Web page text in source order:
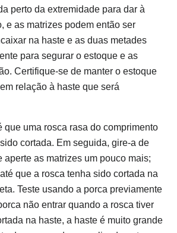
perto da extremidade para dar à
e as matrizes podem então ser
na haste e as duas metades
para segurar o estoque e as
Certifique-se de manter o estoque
relação à haste que será
que uma rosca rasa do comprimento
cortada. Em seguida, gire-a de
aperte as matrizes um pouco mais;
que a rosca tenha sido cortada na
Teste usando a porca previamente
não entrar quando a rosca tiver
na haste, a haste é muito grande